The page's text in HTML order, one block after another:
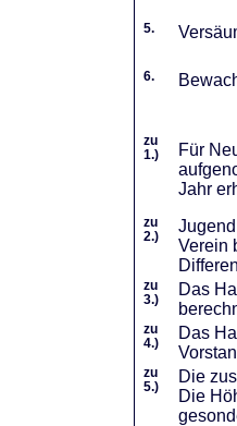
5.
6.
zu
1.)
Für
Jahr
zu
2.)
Verein
zu
3.)
Das
zu
4.)
Das
zu
5.)
Die
Die